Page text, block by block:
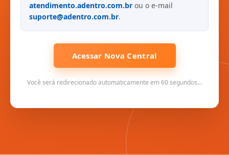
atendimento.adentro.com.br ou o e-mail
suporte@adentro.com.br.
Acessar Nova Central
Você será redirecionado automaticamente em 60 segundos...